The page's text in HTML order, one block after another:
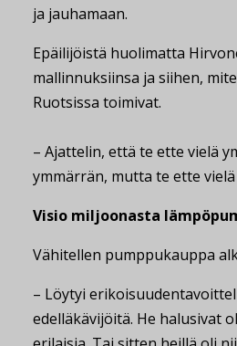
ja jauhamaan.
Epäilijöistä huolimatta
mallinnuksiinsa ja siihen,
Ruotsissa toimivat.
– Ajattelin, että te ette vielä
ymmärrän, mutta te ette
Visio miljoonasta
Vähitellen pumppukauppa
– Löytyi
edelläkävijöitä. He halusivat